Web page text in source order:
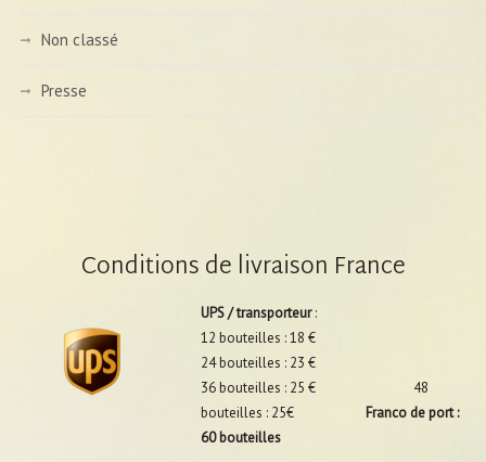
Non classé
Presse
Conditions de livraison France
UPS / transporteur:
12 bouteilles : 18 €
24 bouteilles : 23 €
36 bouteilles : 25 € 48
bouteilles : 25€
Franco de port :
60 bouteilles